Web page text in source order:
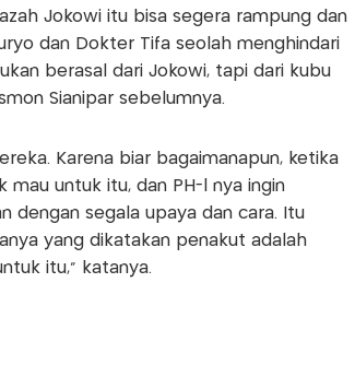
Jokowi itu bisa segera rampung dan
dan Dokter Tifa seolah menghindari
berasal dari Jokowi, tapi dari kubu
Sianipar sebelumnya.
Karena biar bagaimanapun, ketika
untuk itu, dan PH-l nya ingin
dengan segala upaya dan cara. Itu
yang dikatakan penakut adalah
itu," katanya.